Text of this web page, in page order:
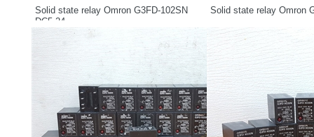
Solid state relay Omron G3FD-102SN
DC5-24
Solid state relay Omron